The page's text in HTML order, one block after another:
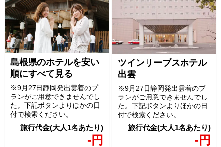
島根県のホテルを安い
順にすべて見る
- 円
※9月27日静岡発出雲着のプ
ランがご用意できませんでし
た。下記ボタンよりほかの日
付で検索ください。
ツインリーブスホテル
出雲
- 円
※9月27日静岡発出雲着のプ
ランがご用意できませんでし
た。下記ボタンよりほかの日
付で検索ください。